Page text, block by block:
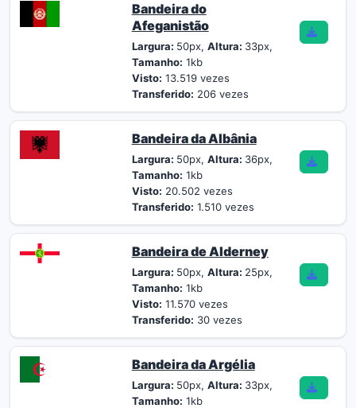
Bandeira do
Afeganistão
Largura: 50px, Altura: 33px,
Tamanho: 1kb
Visto: 13.519 vezes
Transferido: 206 vezes
Bandeira da Albânia
Largura: 50px, Altura: 36px,
Tamanho: 1kb
Visto: 20.502 vezes
Transferido: 1.510 vezes
Bandeira de Alderney
Largura: 50px, Altura: 25px,
Tamanho: 1kb
Visto: 11.570 vezes
Transferido: 30 vezes
Bandeira da Argélia
Largura: 50px, Altura: 33px,
Tamanho: 1kb